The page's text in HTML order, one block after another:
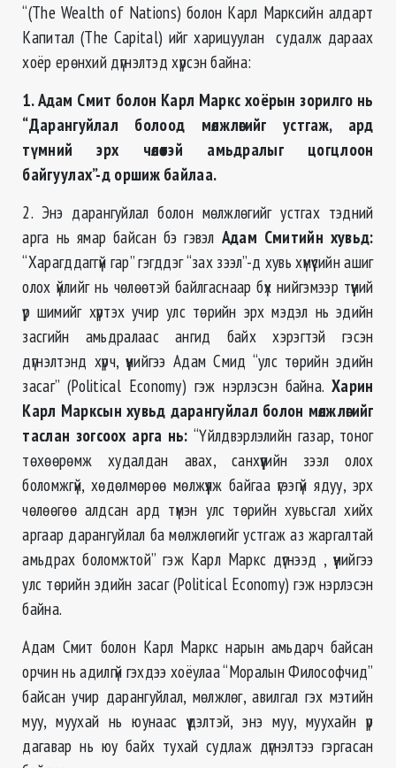
“(The Wealth of Nations) болон Карл Марксийн алдарт
Капитал (The Capital) ийг харицуулан судалж дараах
хоёр ерөнхий дүгнэлтэд хүрсэн байна:
1. Адам Смит болон Карл Маркс хоёрын зорилго нь
“Дарангуйлал болоод мөлжлөгийг устгаж, ард
түмний эрх чөлөөтэй амьдралыг цогцлоон
байгуулах”-д оршиж байлаа.
2. Энэ дарангуйлал болон мөлжлөгийг устгах тэдний
арга нь ямар байсан бэ гэвэл Адам Смитийн хувьд:
“Харагддаггүй гар” гэгддэг “зах зээл”-д хувь хүмүүсийн ашиг
олох үйлийг нь чөлөөтэй байлгаснаар бүх нийгэмээр түүний
үр шимийг хүртэх учир улс төрийн эрх мэдэл нь эдийн
засгийн амьдралаас ангид байх хэрэгтэй гэсэн
дүгнэлтэнд хүрч, үүнийгээ Адам Смид “улс төрийн эдийн
засаг” (Political Economy) гэж нэрлэсэн байна.Харин
Карл Марксын хувьд дарангуйлал болон мөлжлөгийг
таслан зогсоох арга нь:“Үйлдвэрлэлийн газар, тоног
төхөөрөмж худалдан авах, санхүүгийн зээл олох
боломжгүй, хөдөлмөрөө мөлжүүлж байгаа үгээгүй ядуу, эрх
чөлөөгөө алдсан ард түмэн улс төрийн хувьсгал хийх
аргаар дарангуйлал ба мөлжлөгийг устгаж аз жаргалтай
амьдрах боломжтой” гэж Карл Маркс дүгнээд , үүнийгээ
улс төрийн эдийн засаг (Political Economy) гэж нэрлэсэн
байна.
Адам Смит болон Карл Маркс нарын амьдарч байсан
орчин нь адилгүй гэхдээ хоёулаа “Моралын Философчид”
байсан учир дарангуйлал, мөлжлөг, авилгал гэх мэтийн
муу, муухай нь юунаас үүдэлтэй, энэ муу, муухайн үр
дагавар нь юу байх тухай судлаж дүгнэлтээ гэргасан